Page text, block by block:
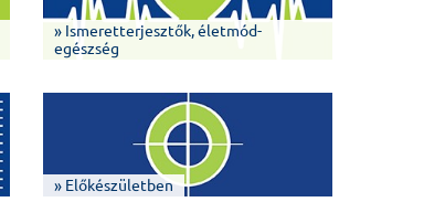
» Ismeretterjesztők, életmód-
egészség
» Előkészületben